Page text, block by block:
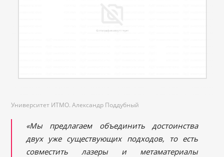
Университет ИТМО. Александр Поддубный
«Мы предлагаем объединить достоинства
двух уже существующих подходов, то есть
совместить лазеры и метаматериалы